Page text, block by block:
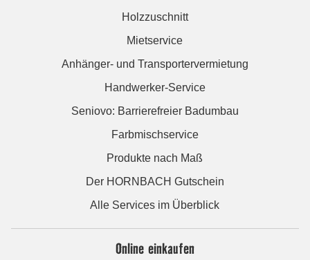
Holzzuschnitt
Mietservice
Anhänger- und Transportervermietung
Handwerker-Service
Seniovo: Barrierefreier Badumbau
Farbmischservice
Produkte nach Maß
Der HORNBACH Gutschein
Alle Services im Überblick
Online einkaufen